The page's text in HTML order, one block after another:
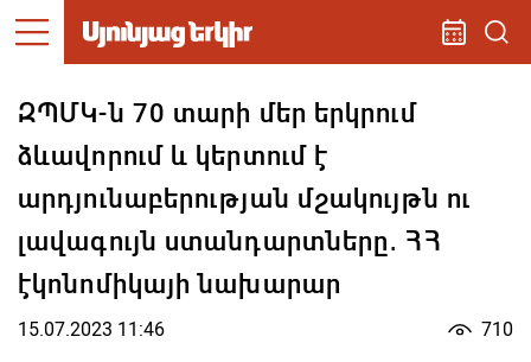
ԶՊՄԿ-ն 70 տարի մեր երկրում
ձևավորում և կերտում է
արդյունաբերության մշակույթն ու
լավագույն ստանդարտները․ ՀՀ
էկոնոմիկայի նախարար
15.07.2023 11:46 710